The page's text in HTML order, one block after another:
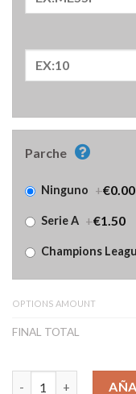
Parche
Ninguno +€0.00
Serie A +€1.50
Champions
OPTIONS AMOUNT
FINAL TOTAL
Camiseta Juventus